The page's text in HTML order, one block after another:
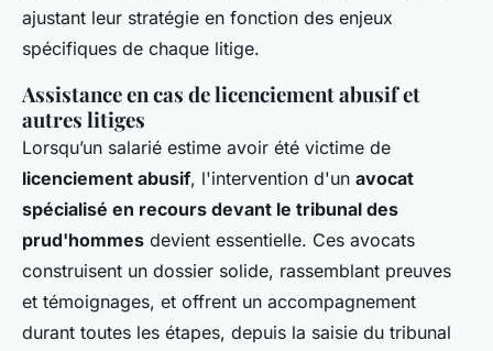
ajustant leur stratégie en fonction des enjeux
spécifiques de chaque litige.
Assistance en cas de licenciement abusif et
autres litiges
Lorsqu’un salarié estime avoir été victime de
licenciement abusif, l'intervention d'un avocat
spécialisé en recours devant le tribunal des
prud'hommes devient essentielle. Ces avocats
construisent un dossier solide, rassemblant preuves
et témoignages, et offrent un accompagnement
durant toutes les étapes, depuis la saisie du tribunal